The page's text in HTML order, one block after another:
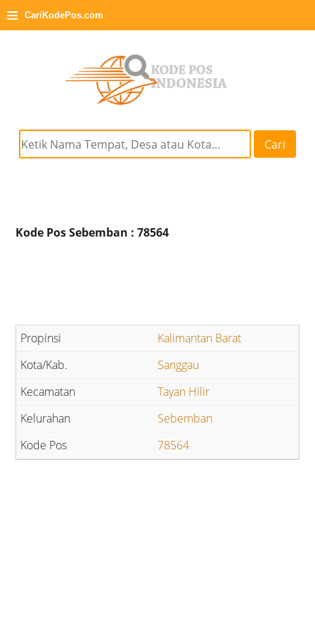
≡ CariKodePos.com
Cari
Kode Pos Sebemban : 78564
Kalimantan Barat
Sanggau
Tayan Hilir
Sebemban
78564